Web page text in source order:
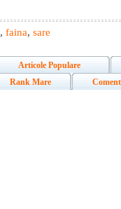
, faina, sare
Articole Populare
Rank Mare